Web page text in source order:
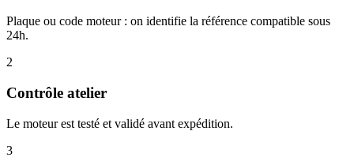
Plaque ou code moteur : on identifie la référence compatible sous
24h.
2
Contrôle atelier
Le moteur est testé et validé avant expédition.
3